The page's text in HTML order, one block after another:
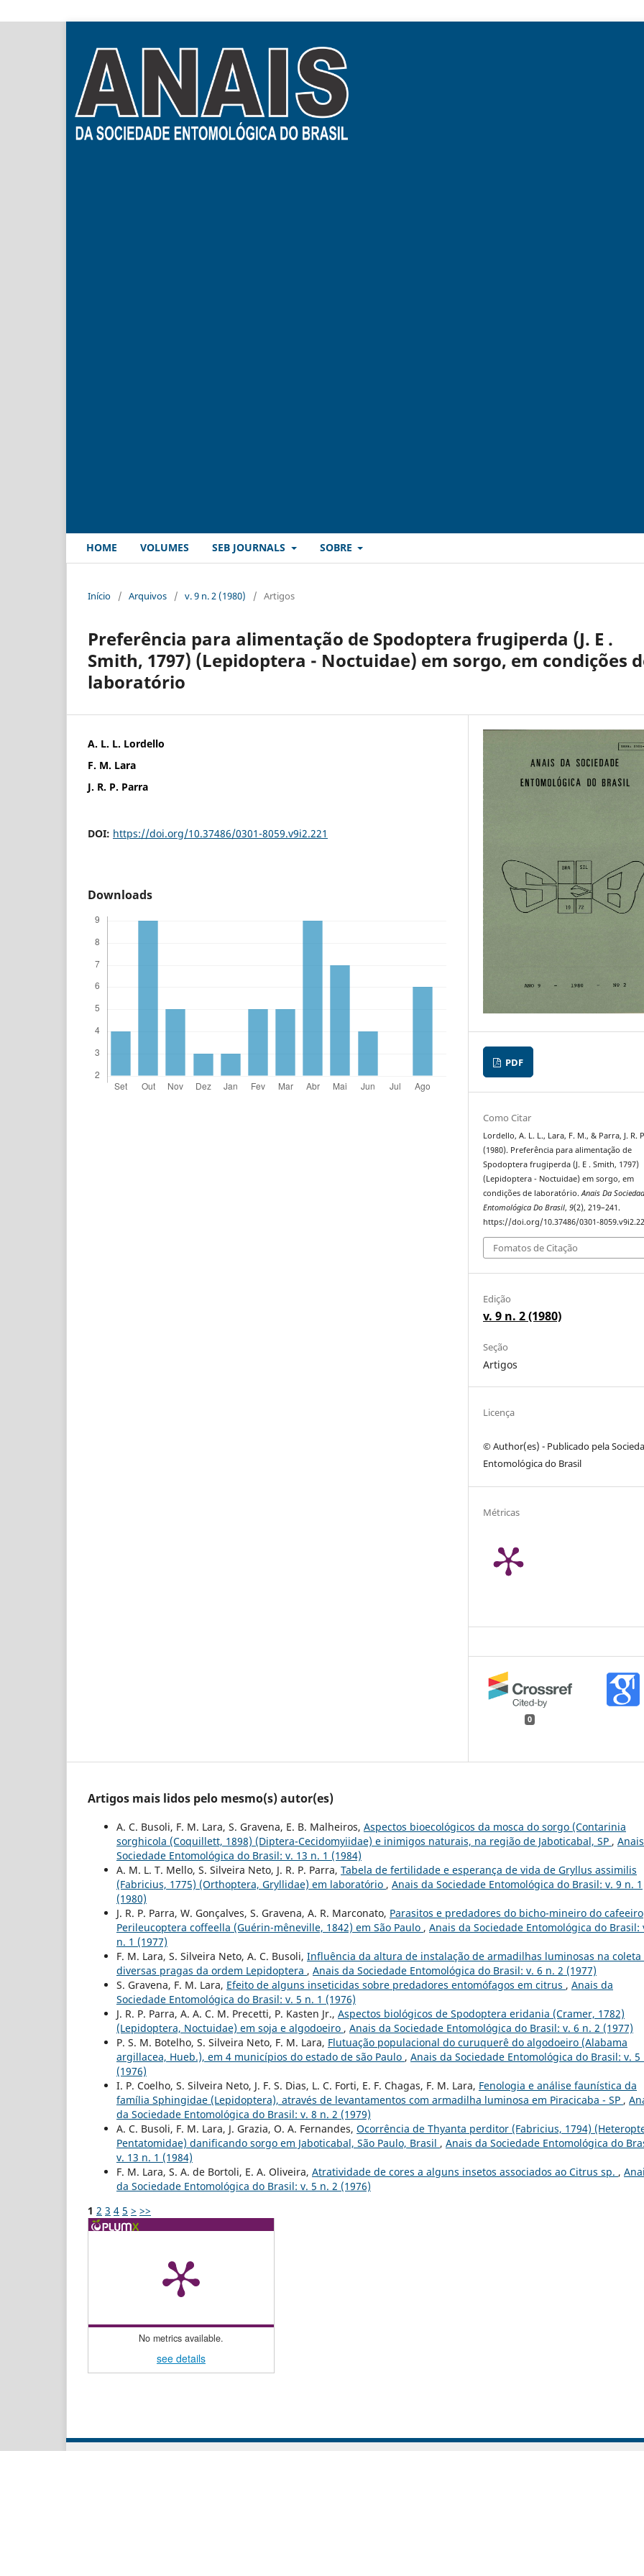
HOME VOLUMES SEB JOURNALS SOBRE
Início / Arquivos / v. 9 n. 2 (1980) / Artigos
Preferência para alimentação de Spodoptera frugiperda (J. E .
Smith, 1797) (Lepidoptera - Noctuidae) em sorgo, em condições
laboratório
A. L. L. Lordello
F. M. Lara
J. R. P. Parra
DOI: https://doi.org/10.37486/0301-8059.v9i2.221
Downloads
PDF
Como Citar
Lordello, A. L. L., Lara, F. M., & Parra, J. R.
(1980). Preferência para alimentação de
Spodoptera frugiperda (J. E . Smith, 1797)
(Lepidoptera - Noctuidae) em sorgo, em
condições de laboratório.Anais Da
Entomológica Do Brasil,9(2), 219–241.
https://doi.org/10.37486/0301-
Fomatos de Citação
Edição
v. 9 n. 2 (1980)
Seção
Artigos
Licença
© Author(es) - Publicado pela
Entomológica do Brasil
Métricas
0
Artigos mais lidos pelo mesmo(s) autor(es)
A. C. Busoli, F. M. Lara, S. Gravena, E. B. Malheiros, Aspectos bioecológicos da mosca do sorgo (Contarinia
sorghicola (Coquillett, 1898) (Diptera-Cecidomyiidae) e inimigos naturais, na região de Jaboticabal, SP ,
Sociedade Entomológica do Brasil: v. 13 n. 1 (1984)
A. M. L. T. Mello, S. Silveira Neto, J. R. P. Parra, Tabela de fertilidade e esperança de vida de Gryllus assimilis
(Fabricius, 1775) (Orthoptera, Gryllidae) em laboratório , Anais da Sociedade Entomológica do Brasil: v. 9 n. 1
(1980)
J. R. P. Parra, W. Gonçalves, S. Gravena, A. R. Marconato, Parasitos e predadores do bicho-mineiro do cafeeiro
Perileucoptera coffeella (Guérin-mêneville, 1842) em São Paulo , Anais da Sociedade Entomológica do Brasil:
n. 1 (1977)
F. M. Lara, S. Silveira Neto, A. C. Busoli, Influência da altura de instalação de armadilhas luminosas na coleta
diversas pragas da ordem Lepidoptera , Anais da Sociedade Entomológica do Brasil: v. 6 n. 2 (1977)
S. Gravena, F. M. Lara, Efeito de alguns inseticidas sobre predadores entomófagos em citrus , Anais da
Sociedade Entomológica do Brasil: v. 5 n. 1 (1976)
J. R. P. Parra, A. A. C. M. Precetti, P. Kasten Jr., Aspectos biológicos de Spodoptera eridania (Cramer, 1782)
(Lepidoptera, Noctuidae) em soja e algodoeiro , Anais da Sociedade Entomológica do Brasil: v. 6 n. 2 (1977)
P. S. M. Botelho, S. Silveira Neto, F. M. Lara, Flutuação populacional do curuquerê do algodoeiro (Alabama
argillacea, Hueb.), em 4 municípios do estado de são Paulo , Anais da Sociedade Entomológica do Brasil: v. 5
(1976)
I. P. Coelho, S. Silveira Neto, J. F. S. Dias, L. C. Forti, E. F. Chagas, F. M. Lara, Fenologia e análise faunística da
família Sphingidae (Lepidoptera), através de levantamentos com armadilha luminosa em Piracicaba - SP ,
da Sociedade Entomológica do Brasil: v. 8 n. 2 (1979)
A. C. Busoli, F. M. Lara, J. Grazia, O. A. Fernandes, Ocorrência de Thyanta perditor (Fabricius, 1794)
Pentatomidae) danificando sorgo em Jaboticabal, São Paulo, Brasil , Anais da Sociedade Entomológica do
v. 13 n. 1 (1984)
F. M. Lara, S. A. de Bortoli, E. A. Oliveira, Atratividade de cores a alguns insetos associados ao Citrus sp. ,
da Sociedade Entomológica do Brasil: v. 5 n. 2 (1976)
1 2 3 4 5 > >>
No metrics available.
see details